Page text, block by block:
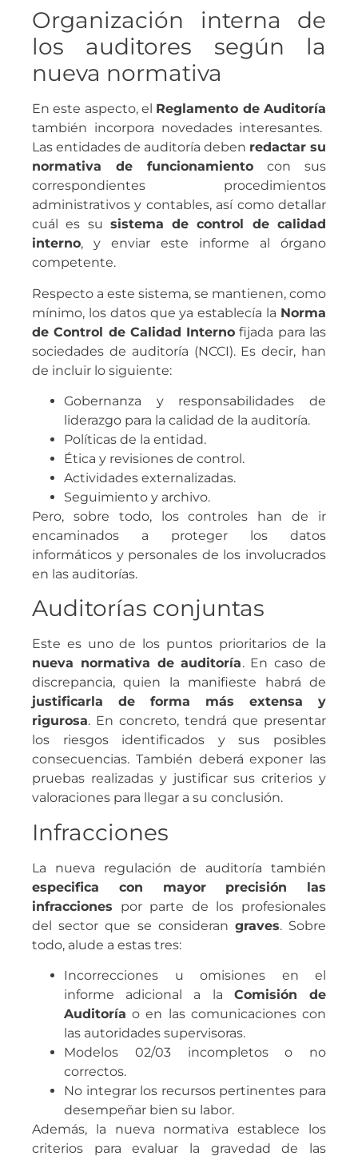
Organización interna de
los auditores según la
nueva normativa
En este aspecto, el Reglamento de Auditoría
también incorpora novedades interesantes.
Las entidades de auditoría deben redactar su
normativa de funcionamiento con sus
correspondientes procedimientos
administrativos y contables, así como detallar
cuál es su sistema de control de calidad
interno, y enviar este informe al órgano
competente.
Respecto a este sistema, se mantienen, como
mínimo, los datos que ya establecía la Norma
de Control de Calidad Interno fijada para las
sociedades de auditoría (NCCI). Es decir, han
de incluir lo siguiente:
Gobernanza y responsabilidades de
liderazgo para la calidad de la auditoría.
Políticas de la entidad.
Ética y revisiones de control.
Actividades externalizadas.
Seguimiento y archivo.
Pero, sobre todo, los controles han de ir
encaminados a proteger los datos
informáticos y personales de los involucrados
en las auditorías.
Auditorías conjuntas
Este es uno de los puntos prioritarios de la
nueva normativa de auditoría. En caso de
discrepancia, quien la manifieste habrá de
justificarla de forma más extensa y
rigurosa. En concreto, tendrá que presentar
los riesgos identificados y sus posibles
consecuencias. También deberá exponer las
pruebas realizadas y justificar sus criterios y
valoraciones para llegar a su conclusión.
Infracciones
La nueva regulación de auditoría también
especifica con mayor precisión las
infracciones por parte de los profesionales
del sector que se consideran graves. Sobre
todo, alude a estas tres:
Incorrecciones u omisiones en el
informe adicional a la Comisión de
Auditoría o en las comunicaciones con
las autoridades supervisoras.
Modelos 02/03 incompletos o no
correctos.
No integrar los recursos pertinentes para
desempeñar bien su labor.
Además, la nueva normativa establece los
criterios para evaluar la gravedad de las